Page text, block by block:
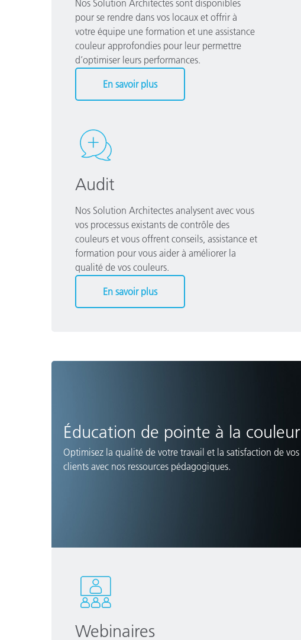
Nos Solution Architectes sont disponibles
pour se rendre dans vos locaux et offrir à
votre équipe une formation et une assistance
couleur approfondies pour leur permettre
d’optimiser leurs performances.
En savoir plus
Audit
Nos Solution Architectes analysent avec vous
vos processus existants de contrôle des
couleurs et vous offrent conseils, assistance et
formation pour vous aider à améliorer la
qualité de vos couleurs.
En savoir plus
Éducation de pointe à la couleur
Optimisez la qualité de votre travail et la satisfaction de vos
clients avec nos ressources pédagogiques.
Webinaires